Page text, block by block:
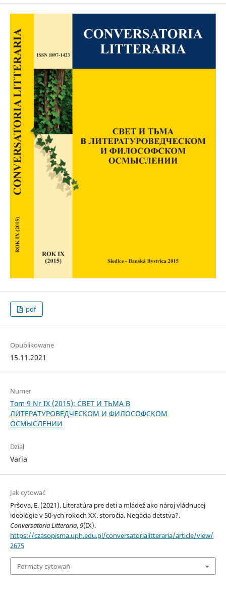
pdf
Opublikowane
15.11.2021
Numer
Tom 9 Nr IX (2015): СВЕТ И ТЬМА В
ЛИТЕРАТУРОВЕДЧЕСКОМ И ФИЛОСОФСКОМ
ОСМЫСЛЕНИИ
Dział
Varia
Jak cytować
Pršova, E. (2021). Literatúra pre deti a mládež ako nároj vládnucej
ideológie v 50-ych rokoch XX. storočia. Negácia detstva?.
Conversatoria Litteraria,9(IX).
https://czasopisma.uph.edu.pl/conversatorialitteraria/article/view/
2675
Formaty cytowań